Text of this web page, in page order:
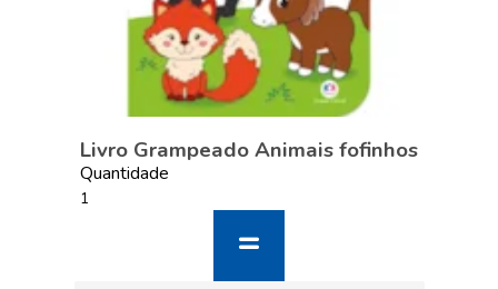
Livro Grampeado Animais fofinhos
Quantidade